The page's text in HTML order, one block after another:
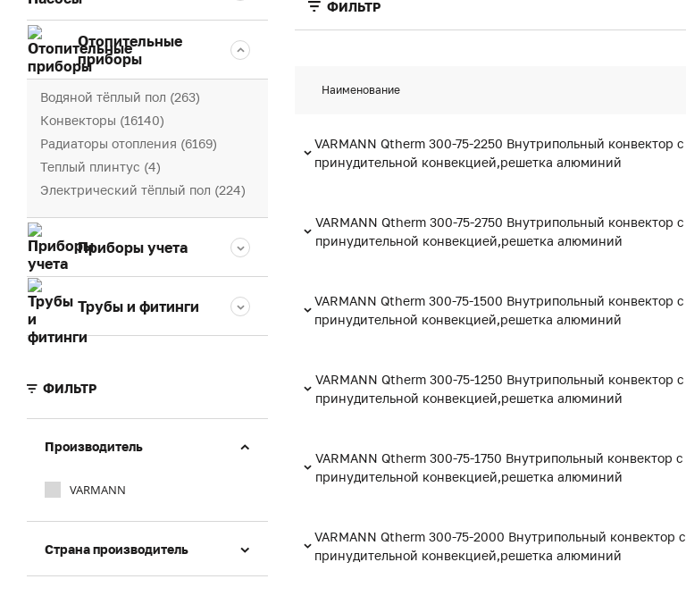
Отопительные
приборы
Водяной тёплый пол (263)
Конвекторы (16140)
Радиаторы отопления (6169)
Теплый плинтус (4)
Электрический тёплый пол (224)
Приборы учета
Трубы и фитинги
ФИЛЬТР
Производитель
VARMANN
Страна производитель
ФИЛЬТР
Наименование
VARMANN Qtherm 300-75-2250 Внутрипольный конвектор с
принудительной конвекцией,решетка алюминий
VARMANN Qtherm 300-75-2750 Внутрипольный конвектор с
принудительной конвекцией,решетка алюминий
VARMANN Qtherm 300-75-1500 Внутрипольный конвектор с
принудительной конвекцией,решетка алюминий
VARMANN Qtherm 300-75-1250 Внутрипольный конвектор с
принудительной конвекцией,решетка алюминий
VARMANN Qtherm 300-75-1750 Внутрипольный конвектор с
принудительной конвекцией,решетка алюминий
VARMANN Qtherm 300-75-2000 Внутрипольный конвектор с
принудительной конвекцией,решетка алюминий